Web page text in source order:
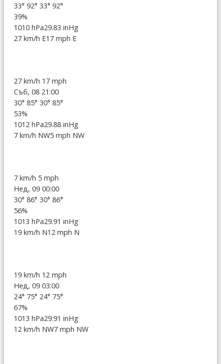
33° 92° 33° 92°
39%
1010 hPa29.83 inHg
27 km/h E17 mph E
27 km/h 17 mph
Съб, 08 21:00
30° 85° 30° 85°
53%
1012 hPa29.88 inHg
7 km/h NW5 mph NW
7 km/h 5 mph
Нед, 09 00:00
30° 86° 30° 86°
56%
1013 hPa29.91 inHg
19 km/h N12 mph N
19 km/h 12 mph
Нед, 09 03:00
24° 75° 24° 75°
67%
1013 hPa29.91 inHg
12 km/h NW7 mph NW